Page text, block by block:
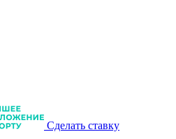
Сделать ставку